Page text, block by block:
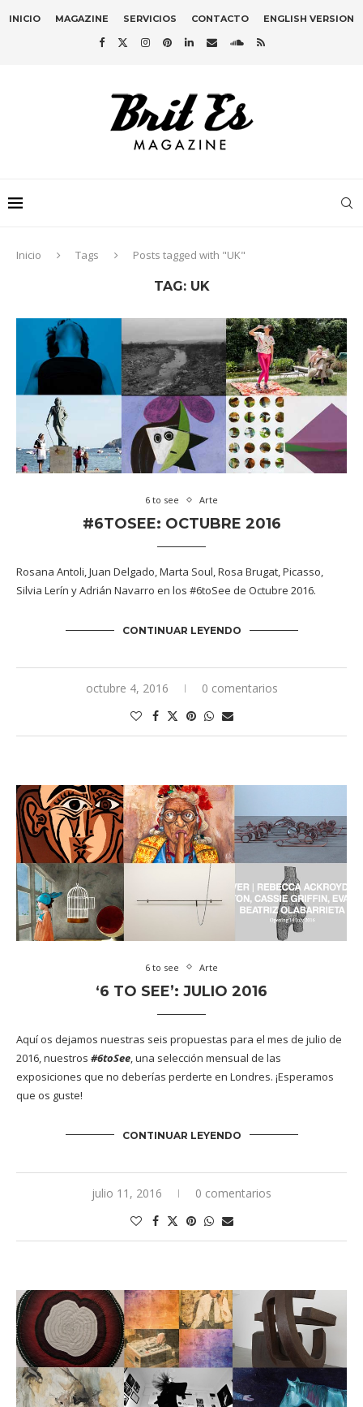
INICIO MAGAZINE SERVICIOS CONTACTO ENGLISH VERSION
Inicio Tags Posts tagged with "UK"
TAG: UK
6 to see Arte
#6TOSEE: OCTUBRE 2016
Rosana Antoli, Juan Delgado, Marta Soul, Rosa Brugat, Picasso,
Silvia Lerín y Adrián Navarro en los #6toSee de Octubre 2016.
CONTINUAR LEYENDO
octubre 4, 2016 0 comentarios
6 to see Arte
‘6 TO SEE’: JULIO 2016
Aquí os dejamos nuestras seis propuestas para el mes de julio de
2016, nuestros #6toSee, una selección mensual de las
exposiciones que no deberías perderte en Londres. ¡Esperamos
que os guste!
CONTINUAR LEYENDO
julio 11, 2016 0 comentarios